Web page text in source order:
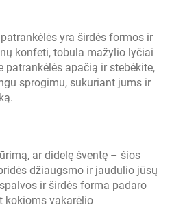
yra širdės formos ir
konfeti, tobula mažylio lyčiai
patrankėlės apačią ir stebėkite,
sprogimu, sukuriant jums ir
ar didelę šventę – šios
džiaugsmo ir jaudulio jūsų
ir širdės forma padaro
kokioms vakarėlio